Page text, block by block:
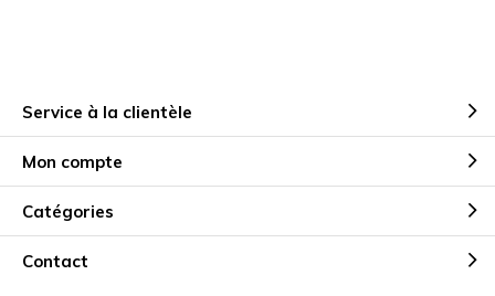
Service à la clientèle
Mon compte
Catégories
Contact